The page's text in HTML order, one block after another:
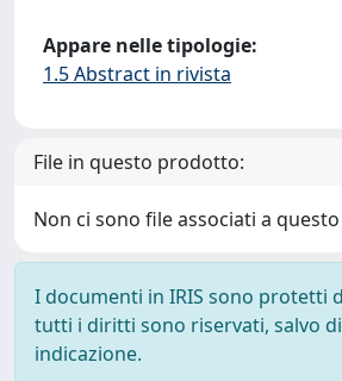
Appare nelle tipologie:
1.5 Abstract in rivista
File in questo prodotto:
Non ci sono file associati a
I documenti in IRIS sono protetti
tutti i diritti sono riservati, salvo
indicazione.